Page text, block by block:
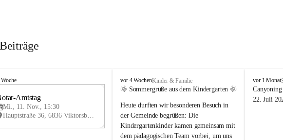
V
Amtstag
Mi., 11. Nov., 15:30
Hauptstraße 36, 6836 Viktorsberg, AUT
V
i
t
o
r
s
vor 4 WochenKinder & Familie
🌞 Sommergrüße aus dem Kindergarten 🌞
Heute durften wir besonderen Besuch in
der Gemeinde begrüßen: Die
Kindergartenkinder kamen gemeinsam mit
dem pädagogischen Team vorbei, um uns
V
i
k
vor 1 Monat
22. Juli